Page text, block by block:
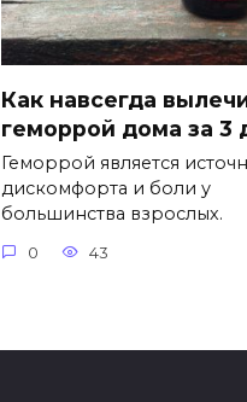
Как навсегда
геморрой дома за 3
Геморрой является
дискомфорта и боли у
большинства взрослых.
0 43